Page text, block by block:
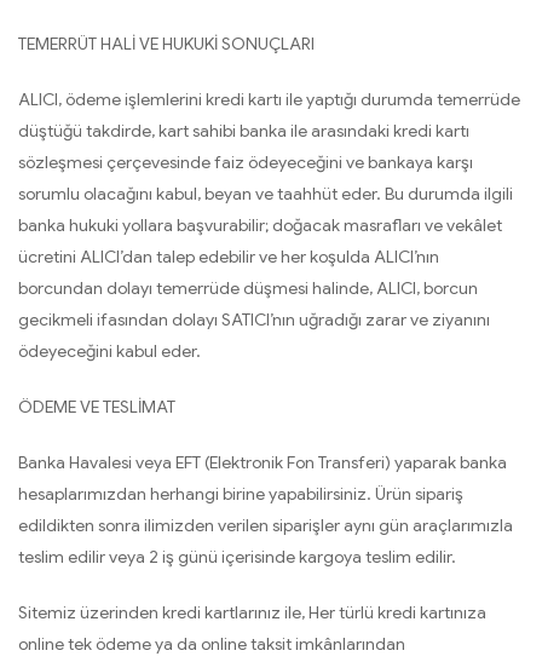
TEMERRÜT HALİ VE HUKUKİ SONUÇLARI
ALICI, ödeme işlemlerini kredi kartı ile yaptığı durumda temerrüde
düştüğü takdirde, kart sahibi banka ile arasındaki kredi kartı
sözleşmesi çerçevesinde faiz ödeyeceğini ve bankaya karşı
sorumlu olacağını kabul, beyan ve taahhüt eder. Bu durumda ilgili
banka hukuki yollara başvurabilir; doğacak masrafları ve vekâlet
ücretini ALICI’dan talep edebilir ve her koşulda ALICI’nın
borcundan dolayı temerrüde düşmesi halinde, ALICI, borcun
gecikmeli ifasından dolayı SATICI’nın uğradığı zarar ve ziyanını
ödeyeceğini kabul eder.
ÖDEME VE TESLİMAT
Banka Havalesi veya EFT (Elektronik Fon Transferi) yaparak banka
hesaplarımızdan herhangi birine yapabilirsiniz. Ürün sipariş
edildikten sonra ilimizden verilen siparişler aynı gün araçlarımızla
teslim edilir veya 2 iş günü içerisinde kargoya teslim edilir.
Sitemiz üzerinden kredi kartlarınız ile, Her türlü kredi kartınıza
online tek ödeme ya da online taksit imkânlarından